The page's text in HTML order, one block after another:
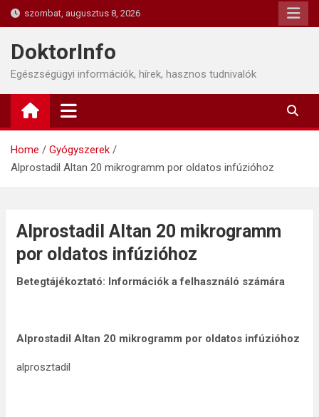
Skip
to
content
szombat, augusztus 8, 2026
DoktorInfo
Egészségügyi információk, hírek, hasznos tudnivalók
Home
Gyógyszerek
Alprostadil Altan 20 mikrogramm por oldatos infúzióhoz
Alprostadil Altan 20 mikrogramm
por oldatos infúzióhoz
Betegtájékoztató: Információk a felhasználó számára
Alprostadil Altan 20 mikrogramm por oldatos infúzióhoz
alprosztadil